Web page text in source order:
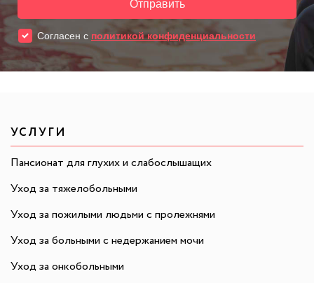
УСЛУГИ
Пансионат для глухих и слабослышащих
Уход за тяжелобольными
Уход за пожилыми людьми с пролежнями
Уход за больными с недержанием мочи
Уход за онкобольными